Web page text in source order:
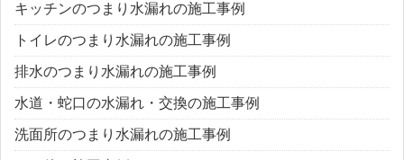
キッチンのつまり水漏れの施工事例
トイレのつまり水漏れの施工事例
排水のつまり水漏れの施工事例
水道・蛇口の水漏れ・交換の施工事例
洗面所のつまり水漏れの施工事例